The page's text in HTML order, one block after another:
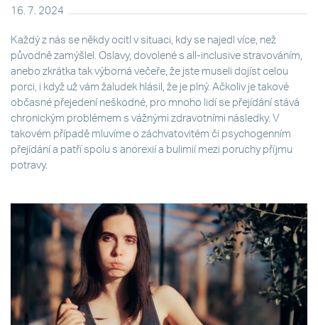
16. 7. 2024
Každý z nás se někdy ocitl v situaci, kdy se najedl více, než
původně zamýšlel. Oslavy, dovolené s all-inclusive stravováním,
anebo zkrátka tak výborná večeře, že jste museli dojíst celou
porci, i když už vám žaludek hlásil, že je plný. Ačkoliv je takové
občasné přejedení neškodné, pro mnoho lidí se přejídání stává
chronickým problémem s vážnými zdravotními následky. V
takovém případě mluvíme o záchvatovitém či psychogenním
přejídání a patří spolu s anorexií a bulimií mezi poruchy příjmu
potravy.